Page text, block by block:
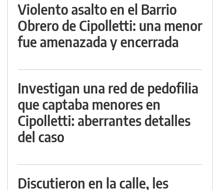
Violento asalto en el Barrio
Obrero de Cipolletti: una menor
fue amenazada y encerrada
Investigan una red de pedofilia
que captaba menores en
Cipolletti: aberrantes detalles
del caso
Discutieron en la calle, les